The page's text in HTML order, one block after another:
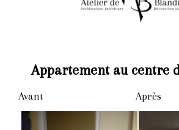
Appartement au centre
Avant Après
ACCUEIL
INTÉRIEURE
ATELIER DE